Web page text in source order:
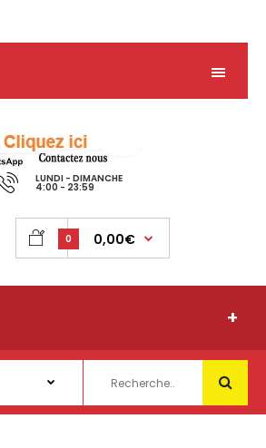
LUNDI - DIMANCHE
4:00 - 23:59
0 0,00€